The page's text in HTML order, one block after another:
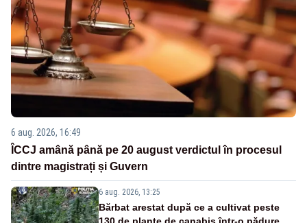
6 aug. 2026, 16:49
ÎCCJ amână până pe 20 august verdictul în procesul
dintre magistrați și Guvern
6 aug. 2026, 13:25
Bărbat arestat după ce a cultivat peste
130 de plante de canabis într-o pădure